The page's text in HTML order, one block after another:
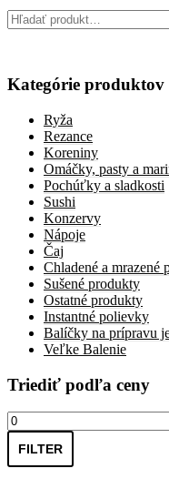
Kategórie produktov
Ryža
Rezance
Koreniny
Omáčky, pasty a
Pochúťky a sladkosti
Sushi
Konzervy
Nápoje
Čaj
Chladené a mrazené
Sušené produkty
Ostatné produkty
Instantné polievky
Balíčky na prípravu
Veľke Balenie
Triediť podľa ceny
Minimálna
cena
FILTER